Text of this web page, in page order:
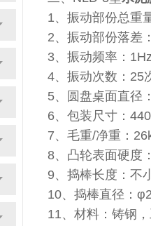
1、振动部份总重
2、振动部份落差
3、振动频率：
4、振动次数：25
5、圆盘桌面直径
6、包装尺寸：
7、毛重/净重：
8、凸轮表面硬度
9、捣棒长度：不
10、捣棒直径：
11、材料：铸钢